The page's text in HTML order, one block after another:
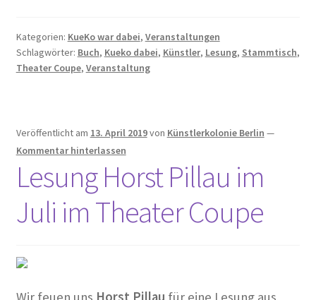
Die Architektur der Künstlerkolonie Berlin und deren
Architekten
Gartenstadt am Südwestkorso mit Künstlerkolonie
(Denkmalschutz)
Kleine Geschichte der Künstlerkolonie Berlin
Künstler Wohnungsmarkt
Dies und Das
Kategorien: KueKo war dabei, Veranstaltungen
Schlagwörter: Buch, Kueko dabei, Künstler, Lesung, Stammtisch,
Theater Coupe, Veranstaltung
Veröffentlicht am 13. April 2019von Künstlerkolonie Berlin —
Kommentar hinterlassen
Lesung Horst Pillau im
Juli im Theater Coupe